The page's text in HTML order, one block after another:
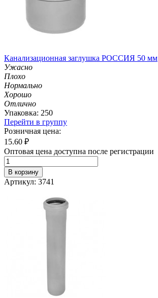
Канализационная заглушка РОССИЯ 50 мм
Ужасно
Плохо
Нормально
Хорошо
Отлично
Упаковка: 250
Перейти в группу
Розничная цена:
15.60 ₽
Оптовая цена доступна после регистрации
В корзину
Артикул: 3741